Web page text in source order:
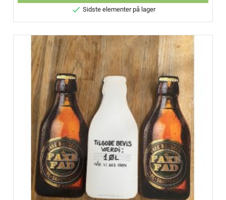
 Sidste elementer på lager